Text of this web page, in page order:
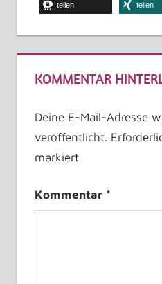
teilen teilen
KOMMENTAR
Deine E-Mail-Adresse
veröffentlicht.
markiert
Kommentar *